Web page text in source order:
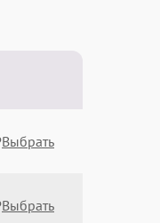
Выбрать
Выбрать